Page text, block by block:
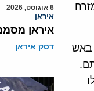
באש
6 אוגוסט, 2026
איראן
איראן
דסק איראן